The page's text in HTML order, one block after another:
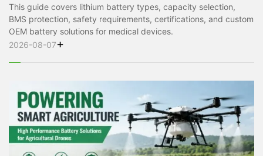
This guide covers lithium battery types, capacity selection,
BMS protection, safety requirements, certifications, and custom
OEM battery solutions for medical devices.
2026-08-07+